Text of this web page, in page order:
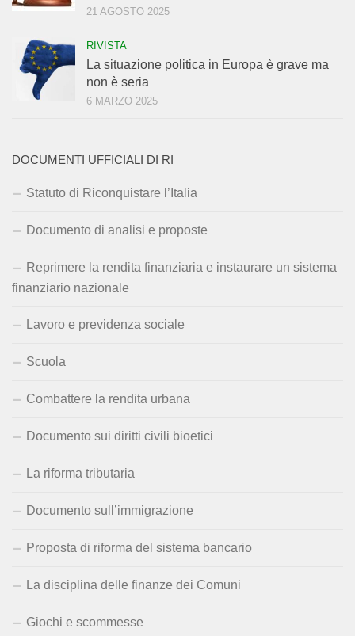
21 AGOSTO 2025
RIVISTA
La situazione politica in Europa è grave ma
non è seria
6 MARZO 2025
DOCUMENTI UFFICIALI DI RI
Statuto di Riconquistare l’Italia
Documento di analisi e proposte
Reprimere la rendita finanziaria e instaurare un sistema
finanziario nazionale
Lavoro e previdenza sociale
Scuola
Combattere la rendita urbana
Documento sui diritti civili bioetici
La riforma tributaria
Documento sull’immigrazione
Proposta di riforma del sistema bancario
La disciplina delle finanze dei Comuni
Giochi e scommesse